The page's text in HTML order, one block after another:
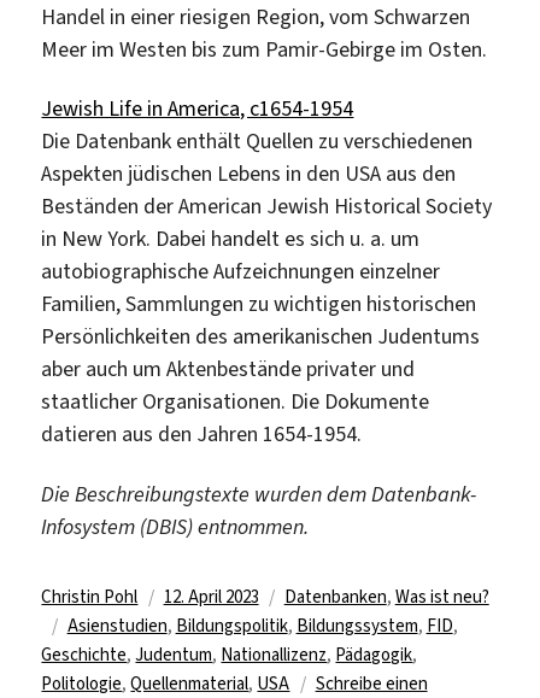
Handel in einer riesigen Region, vom Schwarzen
Meer im Westen bis zum Pamir-Gebirge im Osten.
Jewish Life in America, c1654-1954
Die Datenbank enthält Quellen zu verschiedenen
Aspekten jüdischen Lebens in den USA aus den
Beständen der American Jewish Historical Society
in New York. Dabei handelt es sich u. a. um
autobiographische Aufzeichnungen einzelner
Familien, Sammlungen zu wichtigen historischen
Persönlichkeiten des amerikanischen Judentums
aber auch um Aktenbestände privater und
staatlicher Organisationen. Die Dokumente
datieren aus den Jahren 1654-1954.
Die Beschreibungstexte wurden dem Datenbank-
Infosystem (DBIS) entnommen.
Autor
Christin Pohl
Veröffentlicht
am
12. April 2023 Kategorien
Datenbanken, Was ist neu?
Schlagwörter
Asienstudien, Bildungspolitik, Bildungssystem, FID,
Geschichte,Judentum, Nationallizenz, Pädagogik,
Politologie,Quellenmaterial, USA
Schreibe einen